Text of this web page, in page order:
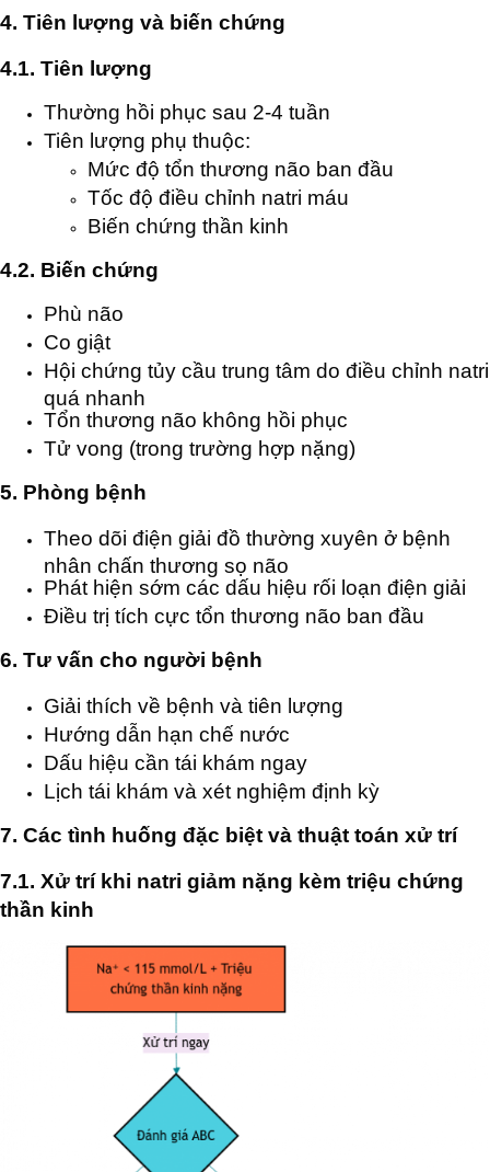
4. Tiên lượng và biến chứng
4.1. Tiên lượng
Thường hồi phục sau 2-4 tuần
Tiên lượng phụ thuộc:
Mức độ tổn thương não ban đầu
Tốc độ điều chỉnh natri máu
Biến chứng thần kinh
4.2. Biến chứng
Phù não
Co giật
Hội chứng tủy cầu trung tâm do điều chỉnh natri
quá nhanh
Tổn thương não không hồi phục
Tử vong (trong trường hợp nặng)
5. Phòng bệnh
Theo dõi điện giải đồ thường xuyên ở bệnh
nhân chấn thương sọ não
Phát hiện sớm các dấu hiệu rối loạn điện giải
Điều trị tích cực tổn thương não ban đầu
6. Tư vấn cho người bệnh
Giải thích về bệnh và tiên lượng
Hướng dẫn hạn chế nước
Dấu hiệu cần tái khám ngay
Lịch tái khám và xét nghiệm định kỳ
7. Các tình huống đặc biệt và thuật toán xử trí
7.1. Xử trí khi natri giảm nặng kèm triệu chứng
thần kinh